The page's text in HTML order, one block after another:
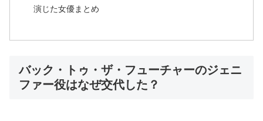
演じた女優まとめ
バック・トゥ・ザ・フューチャーのジェニ
ファー役はなぜ交代した？